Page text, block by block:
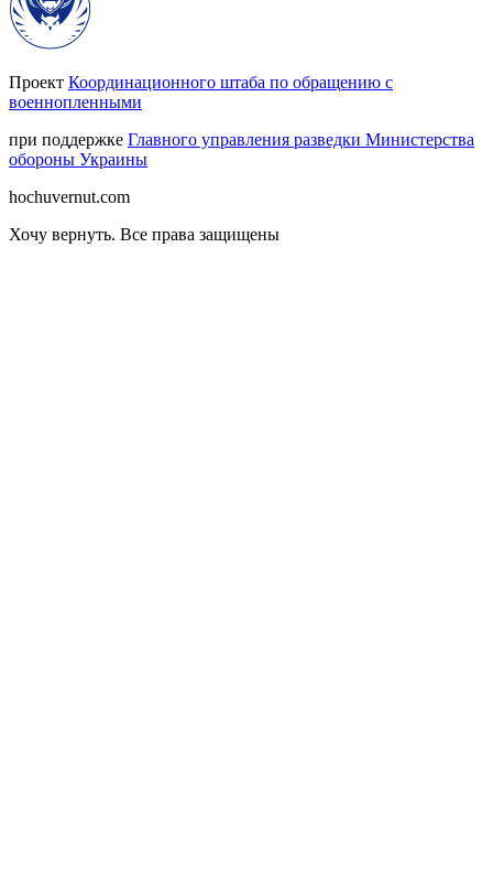
Проект Координационного штаба по обращению с
военнопленными
при поддержке Главного управления разведки Министерства
обороны Украины
hochuvernut.com
Хочу вернуть. Все права защищены